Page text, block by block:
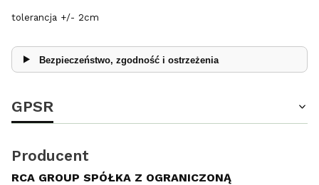
tolerancja +/- 2cm
Bezpieczeństwo, zgodność i ostrzeżenia
GPSR
Producent
RCA GROUP SPÓŁKA Z OGRANICZONĄ